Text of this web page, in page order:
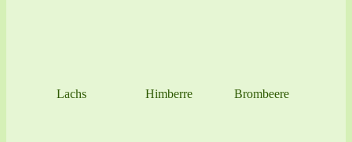
Lachs Himberre Brombeere